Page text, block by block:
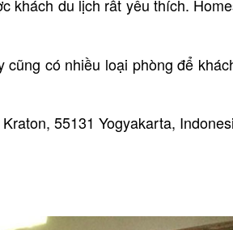
khách du lịch rất yêu thích.
có nhiều loại phòng để
55131 Yogyakarta,